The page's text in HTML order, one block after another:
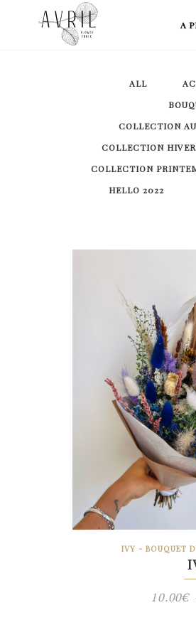
A
ALL
COLLECTION
COLLECTION
COLLECTION
HELLO 2022
IVY - BOUQUET
10.00€